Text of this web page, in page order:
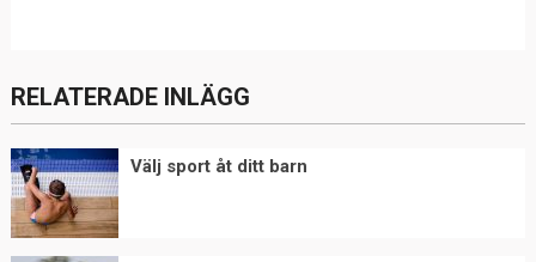
RELATERADE INLÄGG
Välj sport åt ditt barn